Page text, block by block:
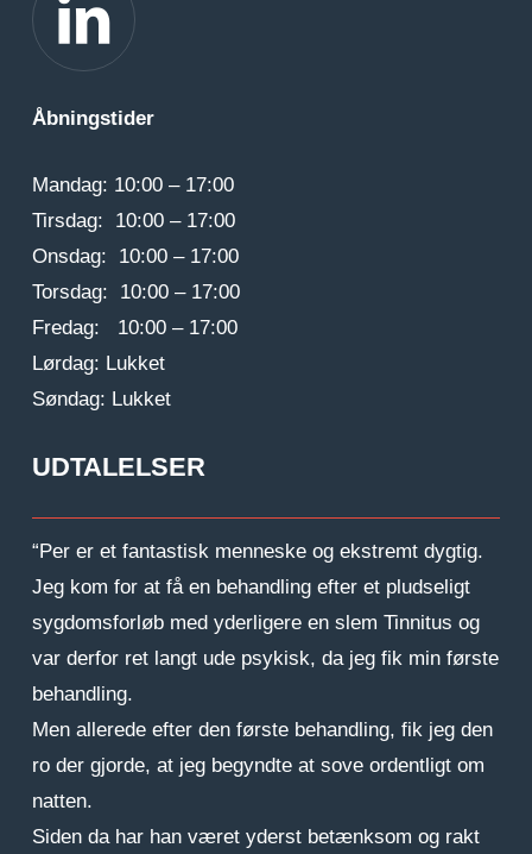
Åbningstider
Mandag: 10:00 – 17:00
Tirsdag: 10:00 – 17:00
Onsdag: 10:00 – 17:00
Torsdag: 10:00 – 17:00
Fredag: 10:00 – 17:00
Lørdag: Lukket
Søndag: Lukket
UDTALELSER
“Per er et fantastisk menneske og ekstremt dygtig.
Jeg kom for at få en behandling efter et pludseligt
sygdomsforløb med yderligere en slem Tinnitus og
var derfor ret langt ude psykisk, da jeg fik min første
behandling.
Men allerede efter den første behandling, fik jeg den
ro der gjorde, at jeg begyndte at sove ordentligt om
natten.
Siden da har han været yderst betænksom og rakt